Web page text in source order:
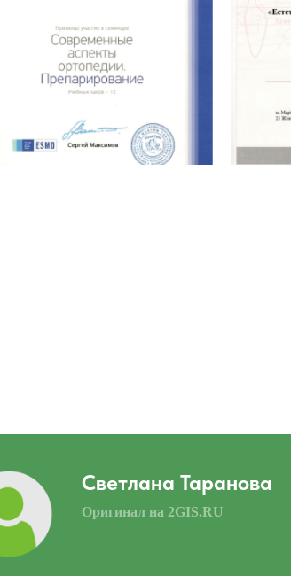
Светлана Таранова
Оригинал на 2GIS.RU